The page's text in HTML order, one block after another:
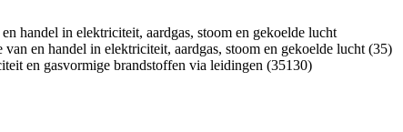
handel in elektriciteit, aardgas, stoom en gekoelde lucht
van en handel in elektriciteit, aardgas, stoom en gekoelde lucht (35)
en gasvormige brandstoffen via leidingen (35130)